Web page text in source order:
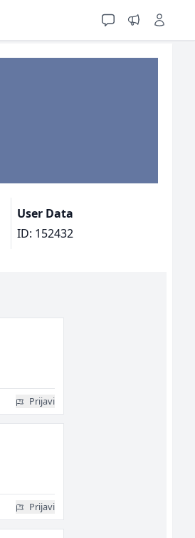
User Data
ID: 152432
Prijavi
Prijavi